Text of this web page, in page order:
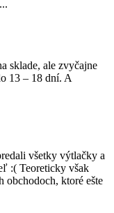
sklade, ale zvyčajne
13 – 18 dní. A
všetky výtlačky a
:( Teoreticky však
obchodoch, ktoré ešte